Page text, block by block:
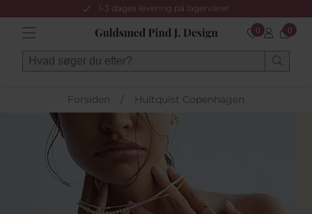
1-3 dages levering på lagervarer
0 0
Forsiden / Hultquist Copenhagen